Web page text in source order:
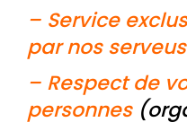
– Service
par nos
– Respect de
personnes